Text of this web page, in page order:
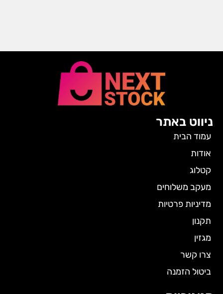
ניווט באתר
עמוד הבית
אודות
קטלוג
מעקב משלוחים
מדיניות פרטיות
תקנון
מגזין
צרו קשר
ביטול הזמנה